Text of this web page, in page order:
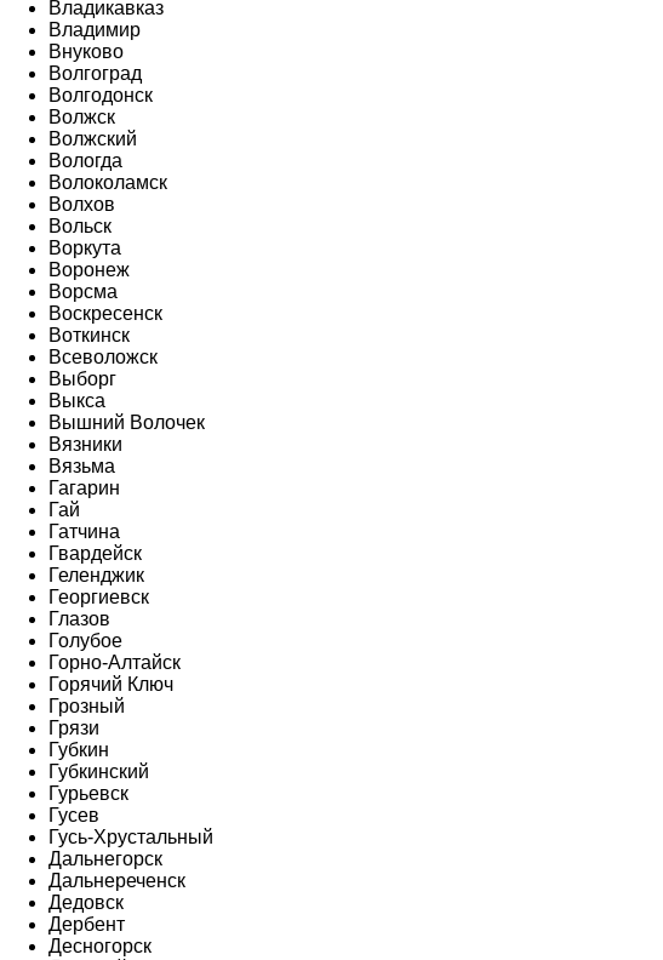
Владикавказ
Владимир
Внуково
Волгоград
Волгодонск
Волжск
Волжский
Вологда
Волоколамск
Волхов
Вольск
Воркута
Воронеж
Ворсма
Воскресенск
Воткинск
Всеволожск
Выборг
Выкса
Вышний Волочек
Вязники
Вязьма
Гагарин
Гай
Гатчина
Гвардейск
Геленджик
Георгиевск
Глазов
Голубое
Горно-Алтайск
Горячий Ключ
Грозный
Грязи
Губкин
Губкинский
Гурьевск
Гусев
Гусь-Хрустальный
Дальнегорск
Дальнереченск
Дедовск
Дербент
Десногорск